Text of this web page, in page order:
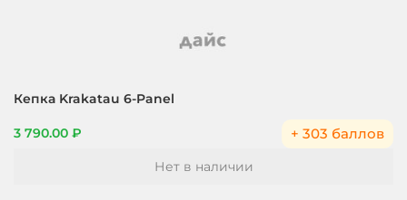
Кепка Krakatau 6-Panel
3 790.00 ₽ + 303 баллов
Нет в наличии